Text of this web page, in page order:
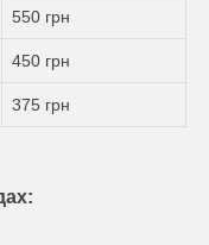
550 грн
450 грн
375 грн